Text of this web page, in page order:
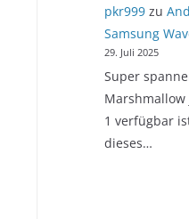
pkr999zu
Samsung
29. Juli 2025
Super
Marshmallow
1 verfügbar
dieses…